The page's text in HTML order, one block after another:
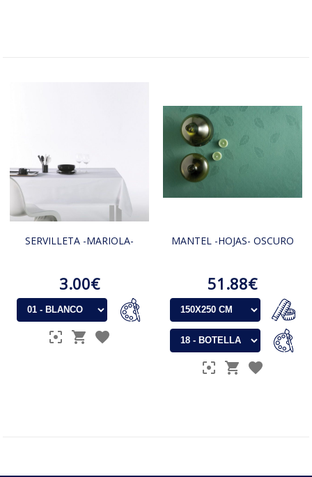
SERVILLETA -MARIOLA-
3.00€
MANTEL -HOJAS- OSCURO
51.88€